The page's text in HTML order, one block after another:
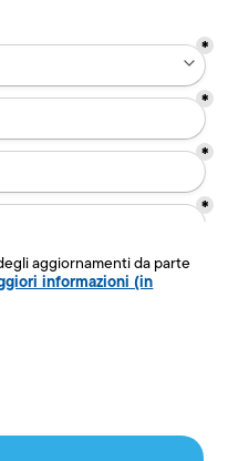
aggiornamenti da parte
informazioni (in